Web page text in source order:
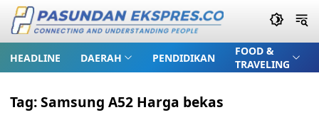
HEADLINE DAERAH PENDIDIKAN
FOOD &
TRAVELING
Tag:Samsung A52 Harga bekas